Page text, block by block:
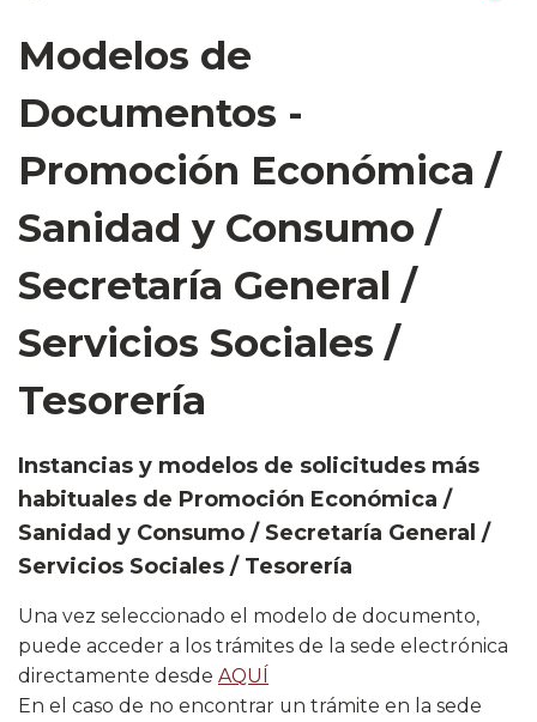
Modelos de
Documentos -
Promoción Económica /
Sanidad y Consumo /
Secretaría General /
Servicios Sociales /
Tesorería
Instancias y modelos de solicitudes más
habituales de Promoción Económica /
Sanidad y Consumo / Secretaría General /
Servicios Sociales / Tesorería
U​na vez seleccionado el modelo de documento,
puede acceder a los trámites de la sede electrónica
directamente desde AQUÍ​
En el caso de no encontrar un trámite en la sede